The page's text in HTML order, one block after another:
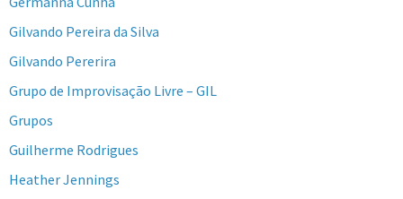
Gilvando Pereira da Silva
Gilvando Pererira
Grupo de Improvisação Livre – GIL
Grupos
Guilherme Rodrigues
Heather Jennings